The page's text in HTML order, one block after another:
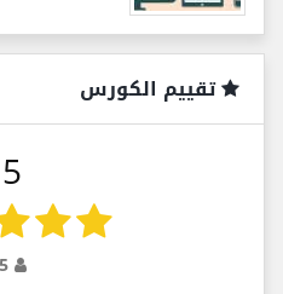
تقييم الكورس
5
5